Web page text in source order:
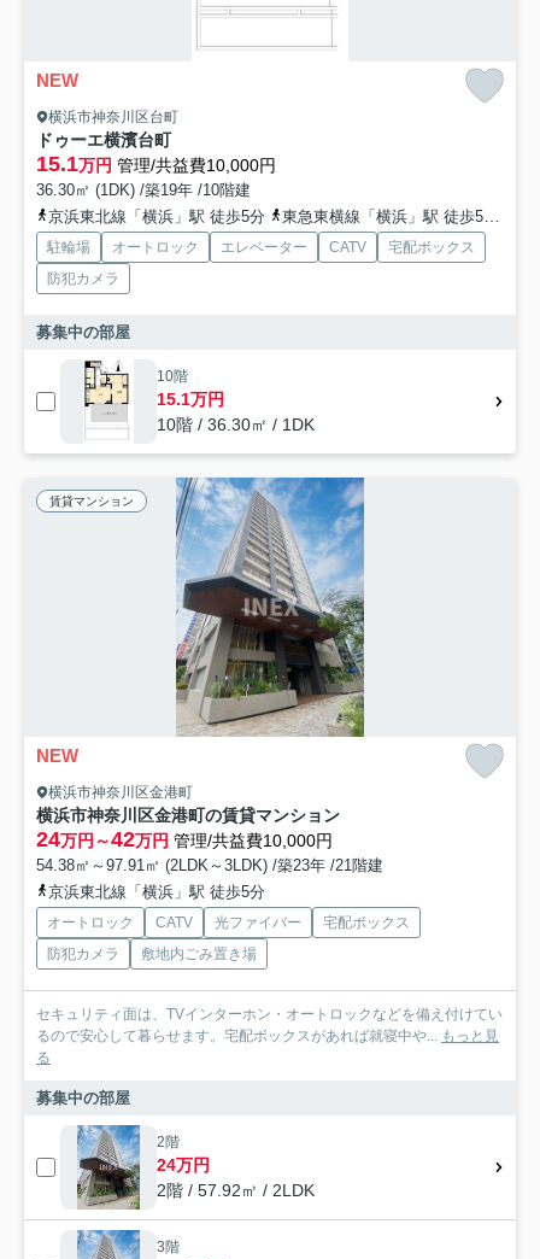
NEW
横浜市神奈川区台町
ドゥーエ横濱台町
15.1万円 管理/共益費10,000円
36.30㎡ (1DK) /築19年 /10階建
京浜東北線「横浜」駅 徒歩5分
東急東横線「横浜」駅 徒歩5分
駐輪場 オートロック エレベーター CATV
宅配ボックス
防犯カメラ
募集中の部屋
10階
15.1万円
10階 / 36.30㎡ / 1DK
賃貸マンション
NEW
横浜市神奈川区金港町
横浜市神奈川区金港町の賃貸マンション
24万円～42万円 管理/共益費10,000円
54.38㎡～97.91㎡ (2LDK～3LDK) /築23年 /21階建
京浜東北線「横浜」駅 徒歩5分
オートロック CATV 光ファイバー
宅配ボックス
防犯カメラ
敷地内ごみ置き場
セキュリティ面は、TVインターホン・オートロックなどを備え付けてい
るので安心して暮らせます。宅配ボックスがあれば就寝中や... もっと見
る
募集中の部屋
2階
24万円
2階 / 57.92㎡ / 2LDK
3階